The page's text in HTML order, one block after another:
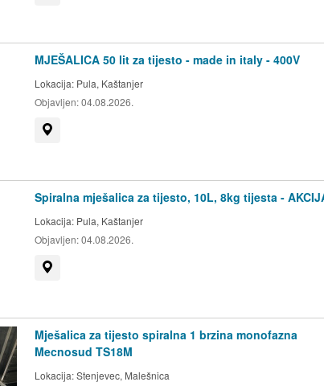
MJEŠALICA 50 lit za tijesto - made in italy - 400V
Lokacija: Pula, Kaštanjer
Objavljen:04.08.2026.
Spiralna mješalica za tijesto, 10L, 8kg tijesta -
Lokacija: Pula, Kaštanjer
Objavljen:04.08.2026.
Mješalica za tijesto spiralna 1 brzina monofazna
Mecnosud TS18M
Lokacija:Stenjevec, Malešnica